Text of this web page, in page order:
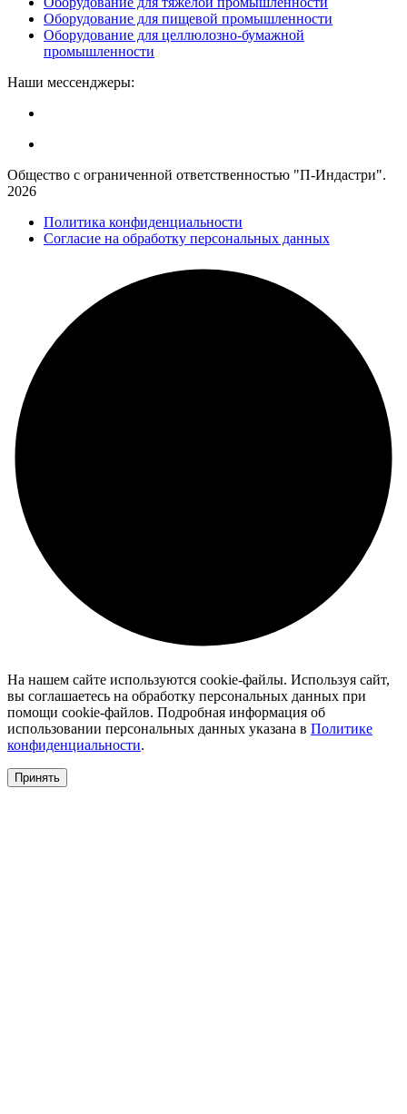
Оборудование для пищевой промышленности
Оборудование для целлюлозно-бумажной
промышленности
Наши мессенджеры:
Общество с ограниченной ответственностью "П-Индастри".
2026
Политика конфиденциальности
Согласие на обработку персональных данных
На нашем сайте используются cookie-файлы. Используя сайт,
вы соглашаетесь на обработку персональных данных при
помощи cookie-файлов. Подробная информация об
использовании персональных данных указана в Политике
конфиденциальности.
Принять